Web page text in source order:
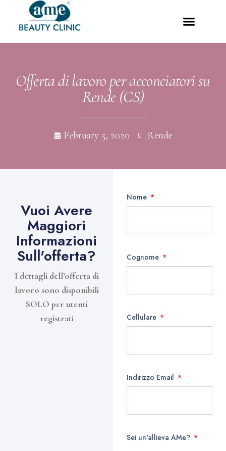
Offerta di lavoro per acconciatori su
Rende (CS)
February 5, 2020 Rende
Vuoi Avere
Maggiori
Informazioni
Sull'offerta?
I dettagli dell’offerta di
lavoro sono disponibili
SOLO per utenti
registrati
Nome
Cognome
Cellulare
Indirizzo Email
Sei un'allieva AMe?